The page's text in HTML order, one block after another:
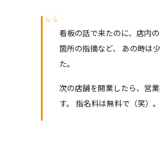
看板の話で来たのに、店内
箇所の指摘など、 あの時は
た。
次の店舗を開業したら、営
す。 指名料は無料で（笑）。